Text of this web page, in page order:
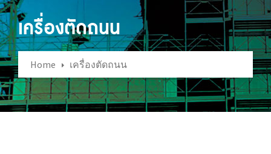
เครื่องตัดถนน
Home เครื่องตัดถนน